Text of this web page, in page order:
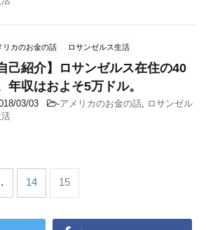
リカのお金の話 ロサンゼルス生活
己紹介】ロサンゼルス在住の40
年収はおよそ5万ドル。
03/03 -アメリカのお金の話, ロサンゼル
活
14 15